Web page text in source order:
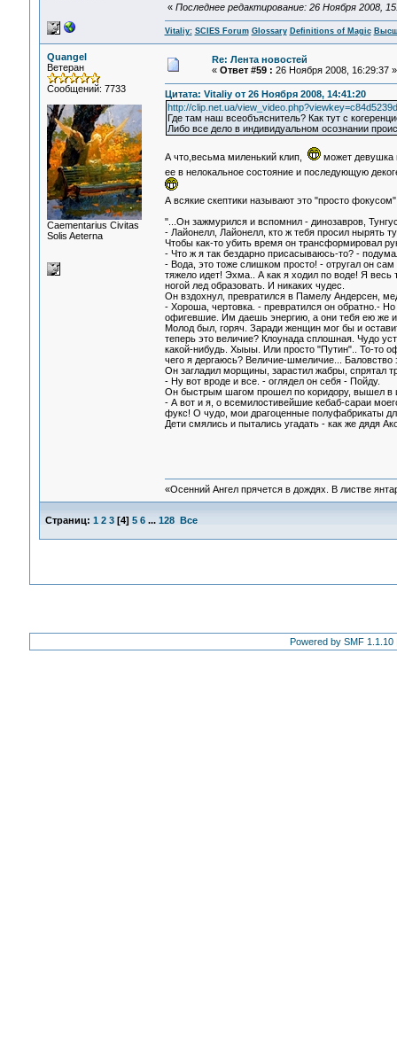
« Последнее редактирование: 26 Ноября 2008,
Vitaliy: SCIES Forum Glossary Definitions of Magic
Quangel
Ветеран
Сообщений: 7733
Сaementarius Civitas
Solis Aeterna
Re: Лента новостей
« Ответ #59 : 26 Ноября 2008, 16:29:37 »
Цитата: Vitaliy от 26 Ноября 2008, 14:41:20
http://clip.net.ua/
Где там наш всеобъяснитель? Как тут с
Либо все дело в индивидуальном осознании
А что,весьма миленький клип,
может девушка
ее в нелокальное состояние и последующую
А всякие скептики называют это "просто
"...Он зажмурился и вспомнил - динозавров,
- Лайонелл, Лайонелл, кто ж тебя просил нырять
Чтобы как-то убить время он трансформировал
- Что ж я так бездарно присасываюсь-то? -
- Вода, это тоже слишком просто! - отругал он
тяжело идет! Эхма.. А как я ходил по воде! Я весь
ногой лед образовать. И никаких чудес.
Он вздохнул, превратился в Памелу Андерсен,
- Хороша, чертовка. - превратился он обратно.-
офигевшие. Им даешь энергию, а они тебя ею же
Молод был, горяч. Заради женщин мог бы и
теперь это величие? Клоунада сплошная. Чудо
какой-нибудь. Хыыы. Или просто "Путин".. То-то
чего я дергаюсь? Величие-шмеличие...
Он загладил морщины, зарастил жабры, спрятал
- Ну вот вроде и все. - оглядел он себя - Пойду.
Он быстрым шагом прошел по коридору, вышел в
- А вот и я, о всемилостивейшие кебаб-сараи
фукс! О чудо, мои драгоценные полуфабрикаты
Дети смялись и пытались угадать - как же дядя
«Осенний Ангел прячется в дождях. В листве
Страниц: 1 2 3[4] 5 6 ... 128 Все
Powered by SMF 1.1.10